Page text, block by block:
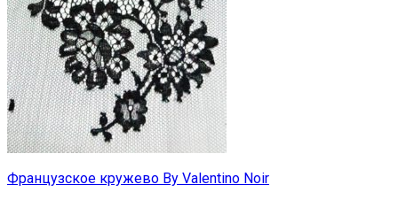
Французское кружево By Valentino Noir